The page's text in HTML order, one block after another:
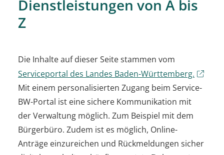
Dienstleistungen von A bis
Z
Die Inhalte auf dieser Seite stammen vom
Serviceportal des Landes Baden-Württemberg.
Mit einem personalisierten Zugang beim Service-
BW-Portal ist eine sichere Kommunikation mit
der Verwaltung möglich. Zum Beispiel mit dem
Bürgerbüro. Zudem ist es möglich, Online-
Anträge einzureichen und Rückmeldungen sicher